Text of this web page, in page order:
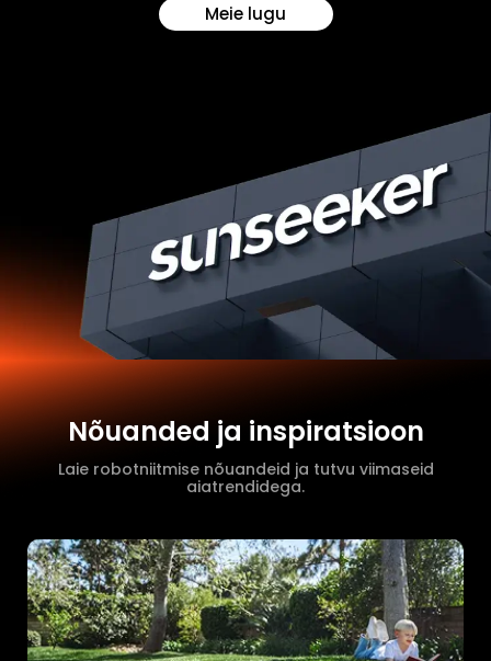
Meie lugu
Nõuanded ja inspiratsioon
Laie robotniitmise nõuandeid ja tutvu viimaseid
aiatrendidega.